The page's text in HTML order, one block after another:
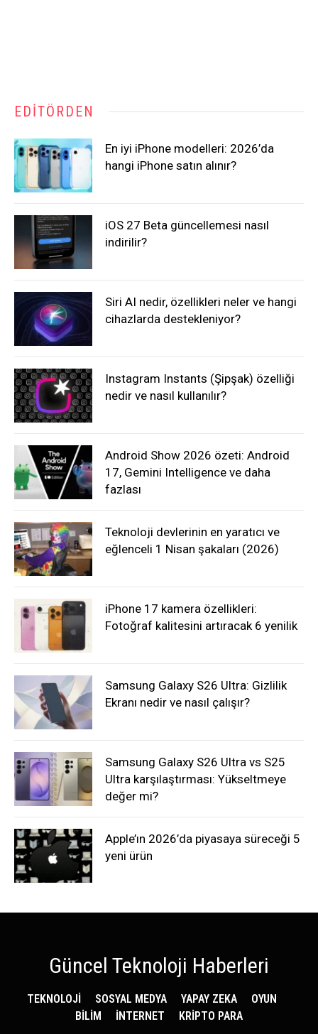
EDITÖRDEN
En iyi iPhone modelleri: 2026’da
hangi iPhone satın alınır?
iOS 27 Beta güncellemesi nasıl
indirilir?
Siri AI nedir, özellikleri neler ve hangi
cihazlarda destekleniyor?
Instagram Instants (Şipşak) özelliği
nedir ve nasıl kullanılır?
Android Show 2026 özeti: Android
17, Gemini Intelligence ve daha
fazlası
Teknoloji devlerinin en yaratıcı ve
eğlenceli 1 Nisan şakaları (2026)
iPhone 17 kamera özellikleri:
Fotoğraf kalitesini artıracak 6 yenilik
Samsung Galaxy S26 Ultra: Gizlilik
Ekranı nedir ve nasıl çalışır?
Samsung Galaxy S26 Ultra vs S25
Ultra karşılaştırması: Yükseltmeye
değer mi?
Apple’ın 2026’da piyasaya süreceği 5
yeni ürün
Güncel Teknoloji Haberleri
TEKNOLOJİ SOSYAL MEDYA YAPAY ZEKA
OYUN
BİLİM
İNTERNET KRİPTO PARA